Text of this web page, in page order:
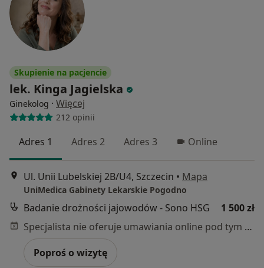
Skupienie na pacjencie
lek. Kinga Jagielska
Ginekolog · Więcej
212 opinii
Adres 1 Adres 2 Adres 3 Online
Ul. Unii Lubelskiej 2B/U4, Szczecin • Mapa
UniMedica Gabinety Lekarskie Pogodno
Badanie drożności jajowodów - Sono HSG
1 500 zł
Specjalista nie oferuje umawiania online pod tym adresem.
Poproś o wizytę